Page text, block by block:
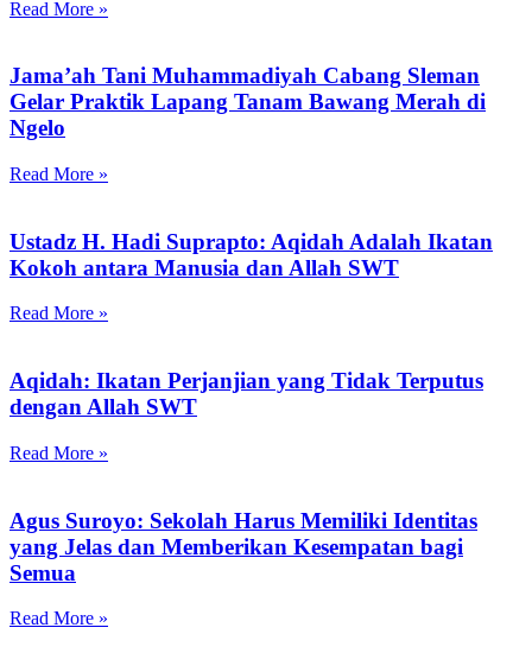
Read More »
Jama’ah Tani Muhammadiyah Cabang Sleman
Gelar Praktik Lapang Tanam Bawang Merah di
Ngelo
Read More »
Ustadz H. Hadi Suprapto: Aqidah Adalah Ikatan
Kokoh antara Manusia dan Allah SWT
Read More »
Aqidah: Ikatan Perjanjian yang Tidak Terputus
dengan Allah SWT
Read More »
Agus Suroyo: Sekolah Harus Memiliki Identitas
yang Jelas dan Memberikan Kesempatan bagi
Semua
Read More »